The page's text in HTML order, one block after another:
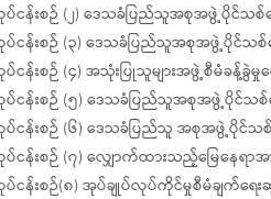
ငန်းစဉ် (၂) ဒေသခံပြည်သူအစုအဖွဲ့ပိုင်သစ်
ငန်းစဉ် (၃) ဒေသခံပြည်သူအစုအဖွဲ့ပိုင်သစ်
ငန်းစဉ် (၄) အသုံးပြုသူများအဖွဲ့စီမံခန့်ခွဲမှု
ငန်းစဉ် (၅) ဒေသခံပြည်သူအစုအဖွဲ့ပိုင်သစ်
ငန်းစဉ် (၆) ဒေသခံပြည်သူ အစုအဖွဲ့ပိုင်သ
ငန်းစဉ် (၇) လျှောက်ထားသည့်မြေနေရာ
ငန်းစဉ်(၈) အုပ်ချုပ်လုပ်ကိုင်မှုစီမံချက်ရေးဆွဲ